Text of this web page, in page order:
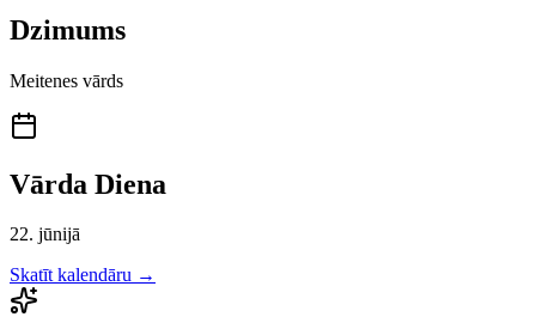
Dzimums
Meitenes vārds
Vārda Diena
22. jūnijā
Skatīt kalendāru →